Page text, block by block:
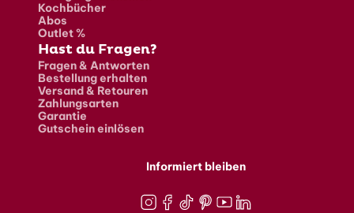
Kochbücher
Abos
Outlet %
Hast du Fragen?
Fragen & Antworten
Bestellung erhalten
Versand & Retouren
Zahlungsarten
Garantie
Gutschein einlösen
Informiert bleiben